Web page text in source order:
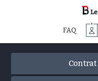
FAQ
Contrat